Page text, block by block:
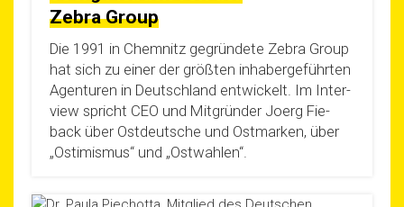
Zebra Group
Die 1991 in Chem­nitz gegrün­de­te Zebra Group
hat sich zu einer der größ­ten inha­ber­ge­führ­ten
Agen­tu­ren in Deutsch­land ent­wi­ckelt. Im Inter­
view spricht CEO und Mit­grün­der Joerg Fie­
back über Ost­deut­sche und Ost­mar­ken, über
„Osti­mis­mus“ und „Ost­wah­len“.